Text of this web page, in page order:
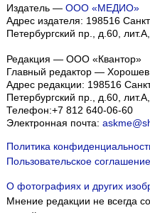
Издатель — ООО «МЕДИО»
Адрес издателя: 198516
Петербургский пр., д.60,
Редакция — ООО «Квантор»
Главный редактор —
Адрес редакции: 198516
Петербургский пр., д.60,
Телефон:+7 812 640-06-60
Электронная почта:
Политика
Пользовательское соглашение
О фотографиях и других
Мнение редакции не всегда